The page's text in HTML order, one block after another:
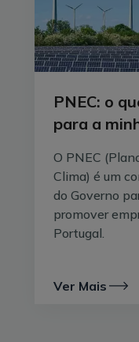
A transição
PNEC: o
para a
O PNEC
Clima) é um
do Governo
promover
Portugal.
Ver Mais